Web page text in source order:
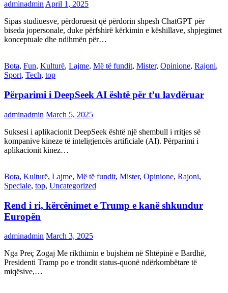
adminadmin April 1, 2025
Sipas studiuesve, përdoruesit që përdorin shpesh ChatGPT për
biseda jopersonale, duke përfshirë kërkimin e këshillave, shpjegimet
konceptuale dhe ndihmën për…
Bota, Fun, Kulturë, Lajme, Më të fundit, Mister, Opinione, Rajoni,
Sport, Tech, top
Përparimi i DeepSeek AI është për t’u lavdëruar
adminadmin March 5, 2025
Suksesi i aplikacionit DeepSeek është një shembull i rritjes së
kompanive kineze të inteligjencës artificiale (AI). Përparimi i
aplikacionit kinez…
Bota, Kulturë, Lajme, Më të fundit, Mister, Opinione, Rajoni,
Speciale, top, Uncategorized
Rend i ri, kërcënimet e Trump e kanë shkundur
Europën
adminadmin March 3, 2025
Nga Preç Zogaj Me rikthimin e bujshëm në Shtëpinë e Bardhë,
Presidenti Tramp po e trondit status-quonë ndërkombëtare të
miqësive,…